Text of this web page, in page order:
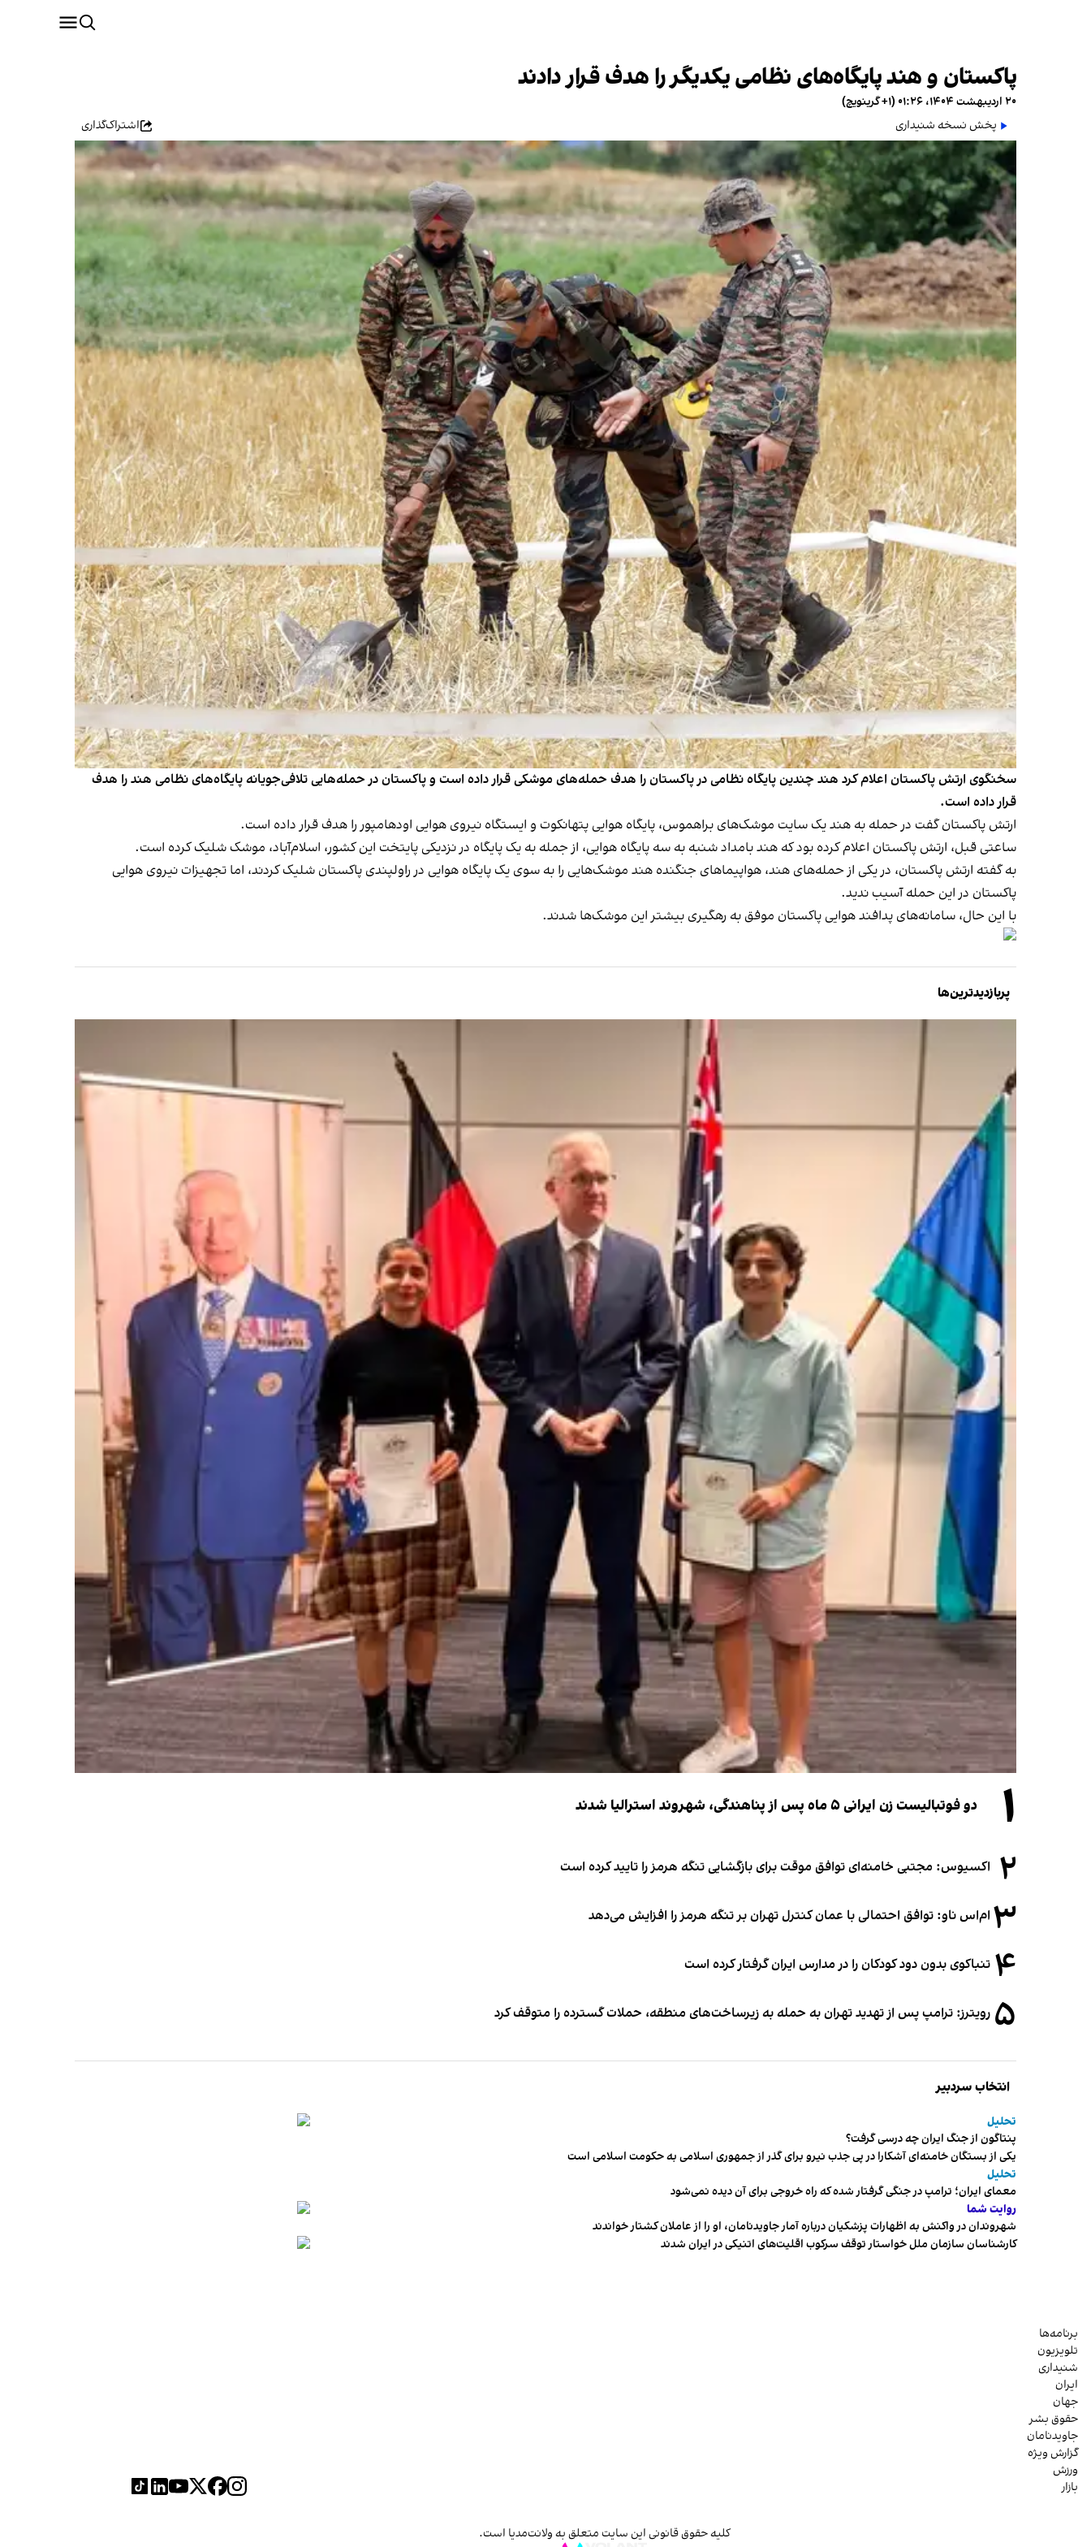
پاکستان و هند پایگاه‌های نظامی یکدیگر را هدف قرار دادند
۲۰ اردیبهشت ۱۴۰۴، ۰۱:۲۶ (‎+۱ گرینویچ)
پخش نسخه شنیداری
اشتراک‌گذاری
سخنگوی ارتش پاکستان اعلام کرد هند چندین پایگاه نظامی در پاکستان را هدف حمله‌های موشکی قرار داده است و پاکستان در حمله‌هایی تلافی‌جویانه پایگاه‌های نظامی هند را هدف
قرار داده است.
ارتش پاکستان گفت در حمله به هند یک سایت موشک‌های براهموس، پایگاه هوایی پتهانکوت و ایستگاه نیروی هوایی اودهامپور را هدف قرار داده است.
ساعتی قبل، ارتش پاکستان اعلام کرده بود که هند بامداد شنبه به سه پایگاه هوایی، از جمله به یک پایگاه در نزدیکی پایتخت این کشور، اسلام‌آباد، موشک شلیک کرده است.
به گفته ارتش پاکستان، در یکی از حمله‌های هند، هواپیماهای جنگنده هند موشک‌هایی را به سوی یک پایگاه هوایی در راولپندی پاکستان شلیک کردند، اما تجهیزات نیروی هوایی
پاکستان در این حمله آسیب ندید.
با این حال، سامانه‌های پدافند هوایی پاکستان موفق به رهگیری بیشتر این موشک‌ها شدند.
پربازدیدترین‌ها
۱ دو فوتبالیست زن ایرانی ۵ ماه پس از پناهندگی، شهروند استرالیا شدند
۲ اکسیوس: مجتبی خامنه‌ای توافق موقت برای بازگشایی تنگه هرمز را تایید کرده است
۳ ام‌اس ناو: توافق احتمالی با عمان کنترل تهران بر تنگه هرمز را افزایش می‌دهد
۴ تنباکوی بدون دود کودکان را در مدارس ایران گرفتار کرده است
۵ رویترز: ترامپ پس از تهدید تهران به حمله به زیرساخت‌های منطقه، حملات گسترده را متوقف کرد
انتخاب سردبیر
تحلیل
پنتاگون از جنگ ایران چه درسی گرفت؟
یکی از بستگان خامنه‌ای آشکارا در پی جذب نیرو برای گذر از جمهوری اسلامی به حکومت اسلامی است
تحلیل
معمای ایران؛ ترامپ در جنگی گرفتار شده که راه خروجی برای آن دیده نمی‌شود
روایت شما
شهروندان در واکنش به اظهارات پزشکیان درباره آمار جاویدنامان، او را از عاملان کشتار خواندند
کارشناسان سازمان ملل خواستار توقف سرکوب اقلیت‌های اتنیکی در ایران شدند
برنامه‌ها
تلویزیون
شنیداری
ایران
جهان
حقوق بشر
جاویدنامان
گزارش ویژه
ورزش
بازار
کلیه حقوق قانونی این سایت متعلق به ولانت‌مدیا است.